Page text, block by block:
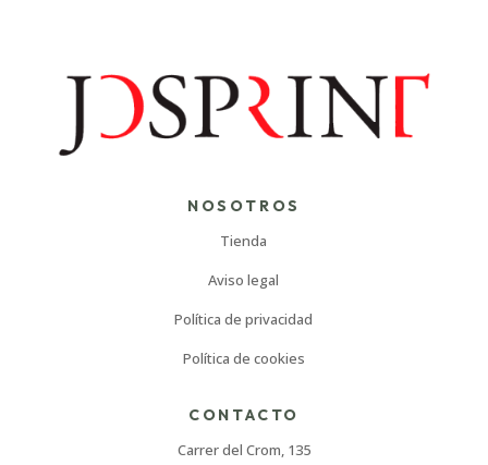
NOSOTROS
Tienda
Aviso legal
Política de privacidad
Política de cookies
CONTACTO
Carrer del Crom, 135